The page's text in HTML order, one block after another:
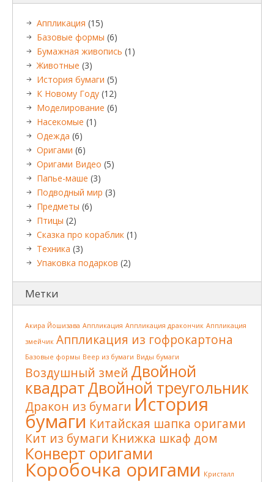
Аппликация (15)
Базовые формы (6)
Бумажная живопись (1)
Животные (3)
История бумаги (5)
К Новому Году (12)
Моделирование (6)
Насекомые (1)
Одежда (6)
Оригами (6)
Оригами Видео (5)
Папье-маше (3)
Подводный мир (3)
Предметы (6)
Птицы (2)
Сказка про кораблик (1)
Техника (3)
Упаковка подарков (2)
Метки
Акира Йошизава Аппликация Аппликация дракончик Аппликация
змейчик Аппликация из гофрокартона
Базовые формы Веер из бумаги Виды бумаги
Воздушный змей Двойной
квадратДвойной треугольник
Дракон из бумаги История
бумаги Китайская шапка оригами
Кит из бумаги Книжка шкаф дом
Конверт оригами
Коробочка оригами Кристалл